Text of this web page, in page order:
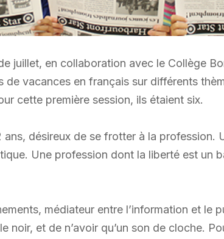
juillet, en collaboration avec le Collège
vacances en français sur différents
cette première session, ils étaient six.
ans, désireux de se frotter à la profession.
Une profession dont la liberté est un
médiateur entre l’information et le
noir, et de n’avoir qu’un son de cloche.